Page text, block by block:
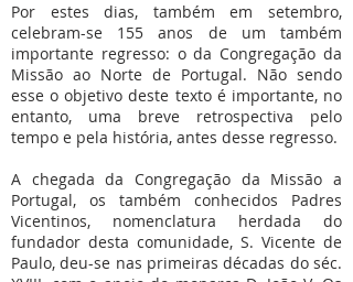
Por estes dias, também em setembro,
celebram-se 155 anos de um também
importante regresso: o da Congregação da
Missão ao Norte de Portugal. Não sendo
esse o objetivo deste texto é importante, no
entanto, uma breve retrospectiva pelo
tempo e pela história, antes desse regresso.
A chegada da Congregação da Missão a
Portugal, os também conhecidos Padres
Vicentinos, nomenclatura herdada do
fundador desta comunidade, S. Vicente de
Paulo, deu-se nas primeiras décadas do séc.